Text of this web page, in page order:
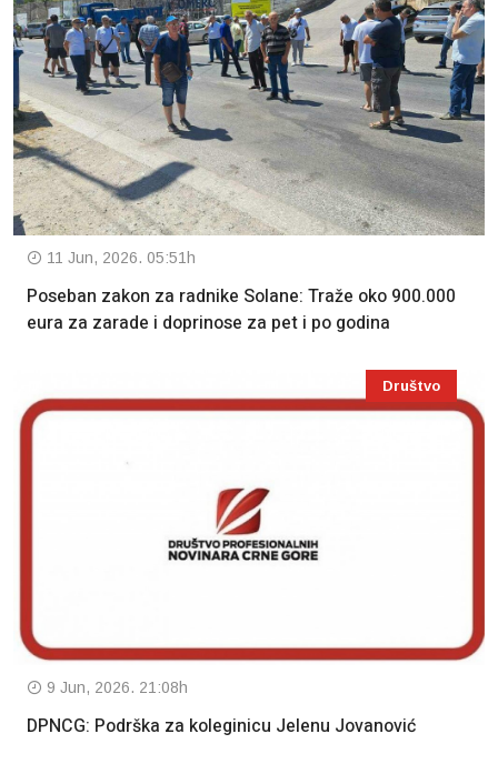
11 Jun, 2026. 05:51h
Poseban zakon za radnike Solane: Traže oko 900.000
eura za zarade i doprinose za pet i po godina
Društvo
9 Jun, 2026. 21:08h
DPNCG: Podrška za koleginicu Jelenu Jovanović